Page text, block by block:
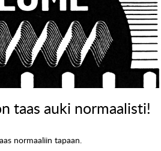
taas auki normaalisti!
normaaliin tapaan.